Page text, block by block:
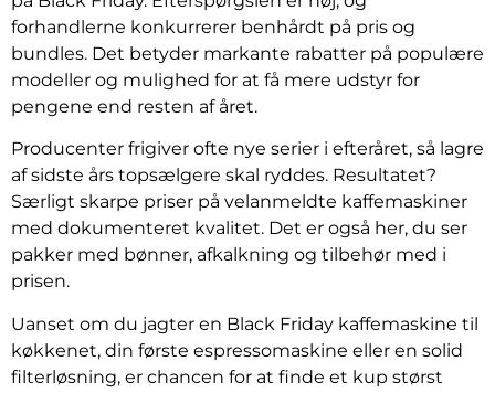
forhandlerne konkurrerer benhårdt på pris og
bundles. Det betyder markante rabatter på populære
modeller og mulighed for at få mere udstyr for
pengene end resten af året.
Producenter frigiver ofte nye serier i efteråret, så lagre
af sidste års topsælgere skal ryddes. Resultatet?
Særligt skarpe priser på velanmeldte kaffemaskiner
med dokumenteret kvalitet. Det er også her, du ser
pakker med bønner, afkalkning og tilbehør med i
prisen.
Uanset om du jagter en Black Friday kaffemaskine til
køkkenet, din første espressomaskine eller en solid
filterløsning, er chancen for at finde et kup størst